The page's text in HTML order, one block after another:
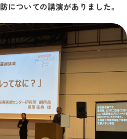
についての講演がありました。